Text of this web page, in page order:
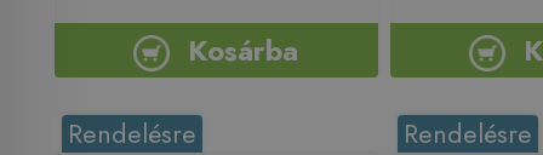
Kosárba
Rendelésre Rendelésre